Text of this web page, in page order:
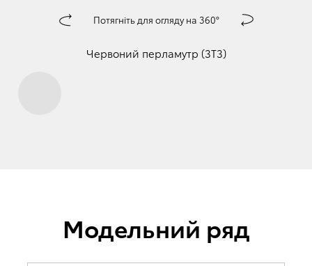
󰀅 Потягніть для огляду на 360° 󰀄
Червоний перламутр (3T3)
Модельний ряд